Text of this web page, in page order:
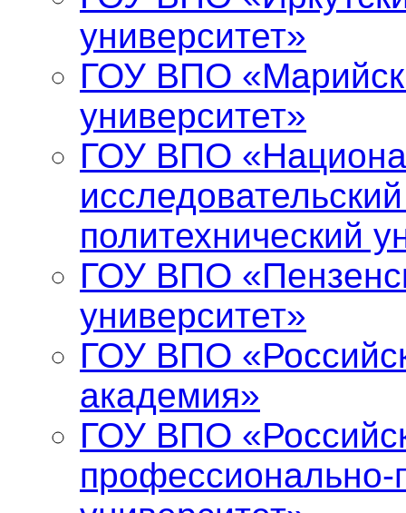
университет»
ГОУ ВПО
университет»
ГОУ ВПО
политехнический
ГОУ ВПО
университет»
ГОУ ВПО
академия»
ГОУ ВПО
профессионально-